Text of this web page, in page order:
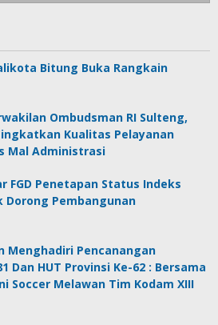
Bitung Buka Rangkain
Ombudsman RI Sulteng,
Kualitas Pelayanan
Mal Administrasi
FGD Penetapan Status Indeks
Dorong Pembangunan
Menghadiri Pencanangan
Dan HUT Provinsi Ke-62 : Bersama
Soccer Melawan Tim Kodam XIII